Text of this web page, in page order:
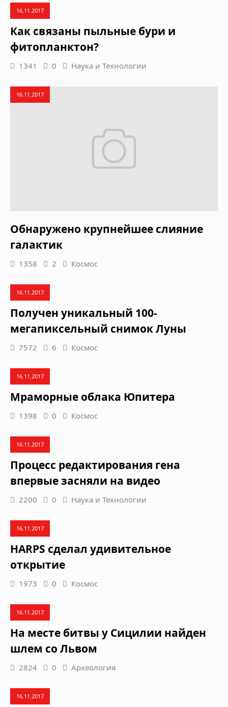
16.11.2017
Как связаны пыльные бури и
фитопланктон?
1341 0 Наука и Технологии
16.11.2017
Обнаружено крупнейшее слияние
галактик
1358 2 Космос
16.11.2017
Получен уникальный 100-
мегапиксельный снимок Луны
7572 6 Космос
16.11.2017
Мраморные облака Юпитера
1398 0 Космос
16.11.2017
Процесс редактирования гена
впервые засняли на видео
2200 0 Наука и Технологии
16.11.2017
HARPS сделал удивительное
открытие
1973 0 Космос
16.11.2017
На месте битвы у Сицилии найден
шлем со Львом
2824 0 Археология
16.11.2017